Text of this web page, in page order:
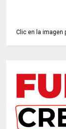
Clic en la imagen